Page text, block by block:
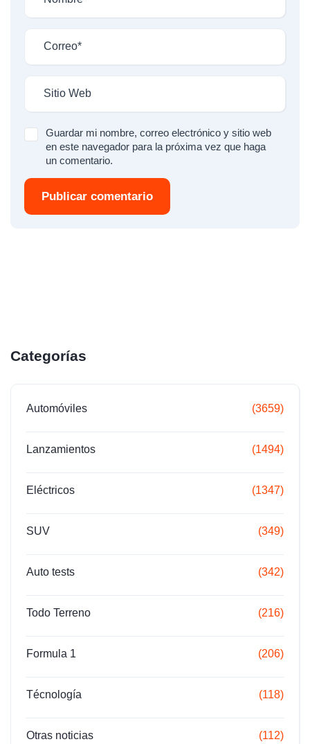
Guardar mi nombre, correo electrónico y sitio web
en este navegador para la próxima vez que haga
un comentario.
Publicar comentario
Categorías
Automóviles (3659)
Lanzamientos (1494)
Eléctricos (1347)
SUV (349)
Auto tests (342)
Todo Terreno (216)
Formula 1 (206)
Técnología (118)
Otras noticias (112)